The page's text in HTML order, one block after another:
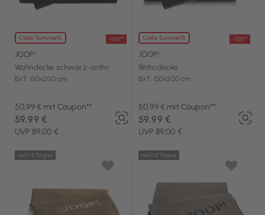
Code: Summer15 -15%**
JOOP!
Wohndecke schwarz-anthr.
BxT: 150x200 cm
50,99 € mit Coupon**
UVP 89,00 €
59,99 €
Code: Summer15 -15%**
JOOP!
Wohndecke
BxT: 150x200 cm
50,99 € mit Coupon**
UVP 89,00 €
59,99 €
noch 2 Tag(e) noch 2 Tag(e)